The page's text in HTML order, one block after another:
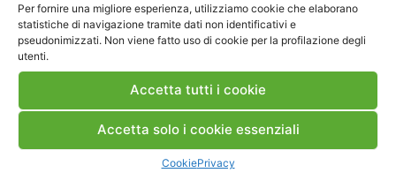
Per fornire una migliore esperienza, utilizziamo cookie che elaborano
statistiche di navigazione tramite dati non identificativi e
pseudonimizzati. Non viene fatto uso di cookie per la profilazione degli
utenti.
Accetta tutti i cookie
Accetta solo i cookie essenziali
CookiePrivacy
bivio importante soprattutto in questo momento
delicato di negoziazione degli impegni 2030:
occorre cogliere l’opportunità di far evolvere il
nostro Paese verso la posizione dihub
tecnologico europeo”.
Massimo Gallantiha portato una testimonianza
positiva e incoraggiante, sottolineando la